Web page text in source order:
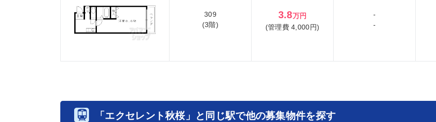
309
(3階)
3.8万円
(管理費 4,000円)
-
-
「エクセレント秋桜」と同じ駅で他の募集物件を探す